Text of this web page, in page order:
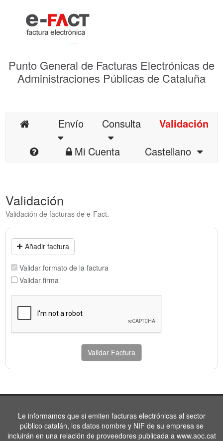
Punto General de Facturas Electrónicas de
Administraciones Públicas de Cataluña
Envío Consulta
Validación
Mi Cuenta
Castellano
Validación
Validación de facturas de e-Fact.
Añadir factura
Validar formato de la factura
Validar firma
Validar Factura
Le informamos que si emiten facturas electrónicas al sector
público catalán, los datos nombre y NIF de su empresa se
incluirán en una relación de proveedores publicada a www.aoc.cat